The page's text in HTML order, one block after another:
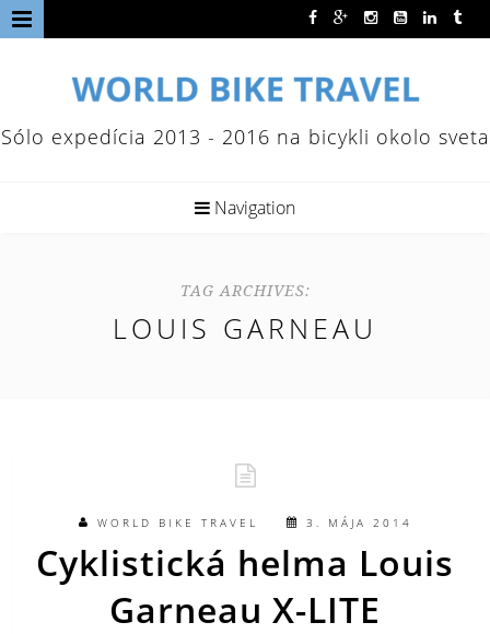
Sólo expedícia 2013 - 2016 na bicykli okolo sveta
Navigation
TAG ARCHIVES:
LOUIS GARNEAU
WORLD BIKE TRAVEL 3. MÁJA 2014
Cyklistická helma Louis
Garneau X-LITE